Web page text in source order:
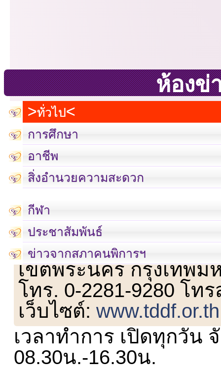
ห้องข่
ทั่วไป
การศึกษา
อาชีพ
สิ่งอำนวยความสะดวก
กีฬา
ประชาสัมพันธ์
ข่าวจากสภาคนพิการฯ
เลขที่ 23 ชั้น 2 ถนนวิ
เขตพระนคร กรุงเทพม
โทร. 0-2281-9280 โท
เว็บไซต์:www.tddf.or.th
เวลาทำการ เปิดทุกวัน
08.30น.-16.30น.